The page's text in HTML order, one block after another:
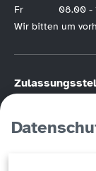
Fr
08.00 -
Wir bitten um
Bitte halten Sie die
Sie die Möglichkeit